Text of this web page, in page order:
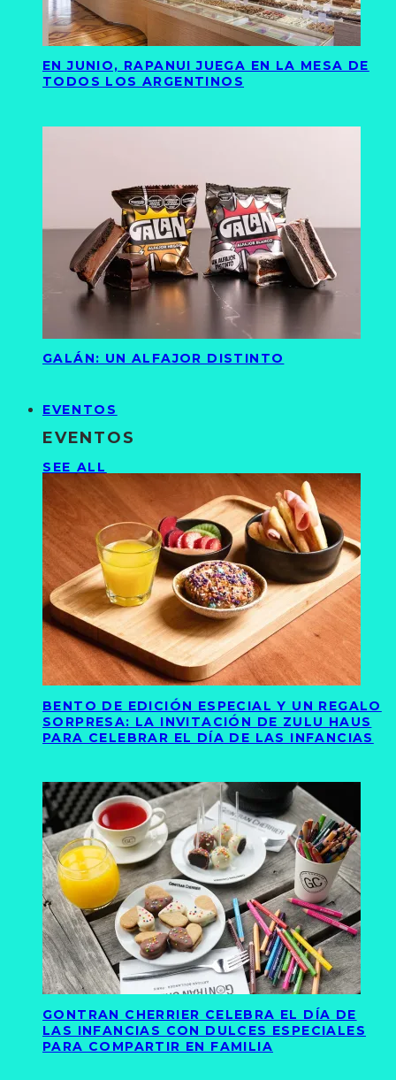
EN JUNIO, RAPANUI JUEGA EN LA MESA DE
TODOS LOS ARGENTINOS
GALÁN: UN ALFAJOR DISTINTO
EVENTOS
EVENTOS
SEE ALL
BENTO DE EDICIÓN ESPECIAL Y UN REGALO
SORPRESA: LA INVITACIÓN DE ZULU HAUS
PARA CELEBRAR EL DÍA DE LAS INFANCIAS
GONTRAN CHERRIER CELEBRA EL DÍA DE
LAS INFANCIAS CON DULCES ESPECIALES
PARA COMPARTIR EN FAMILIA